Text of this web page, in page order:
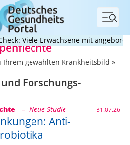
Menü
Erwachsene mit angeborenem
gewählten Krankheitsbild »
Forschungs­
– Neue Studie 31.07.26
Anti-